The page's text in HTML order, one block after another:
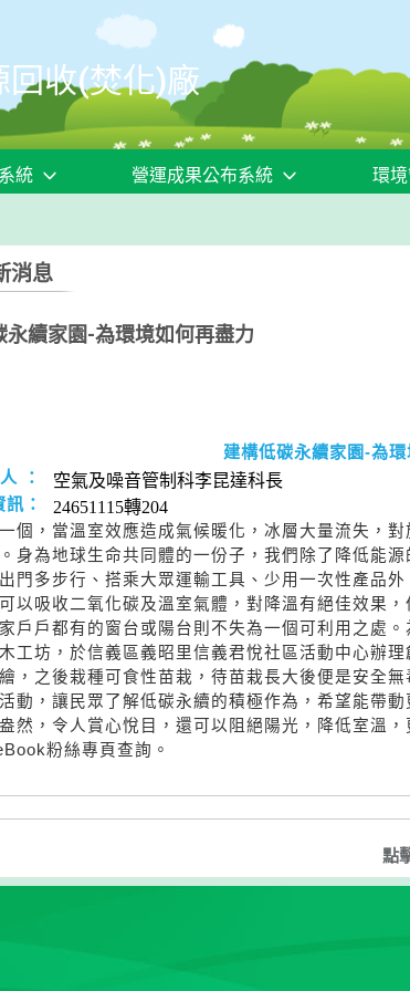
回收(焚化)廠
統 營運成果公布系統 環
消息
永續家園-為環境如何再盡力
建構低碳永續家園-為
：
空氣及噪音管制科李昆達科長
：
24651115轉204
個，當溫室效應造成氣候暖化，冰層大量流失，
身為地球生命共同體的一份子，我們除了降低能
門多步行、搭乘大眾運輸工具、少用一次性產品外
以吸收二氧化碳及溫室氣體，對降溫有絕佳效果
戶戶都有的窗台或陽台則不失為一個可利用之處
工坊，於信義區義昭里信義君悅社區活動中心辦
，之後栽種可食性苗栽，待苗栽長大後便是安全無
動，讓民眾了解低碳永續的積極作為，希望能帶
然，令人賞心悅目，還可以阻絕陽光，降低室溫
粉絲專頁查詢。
點